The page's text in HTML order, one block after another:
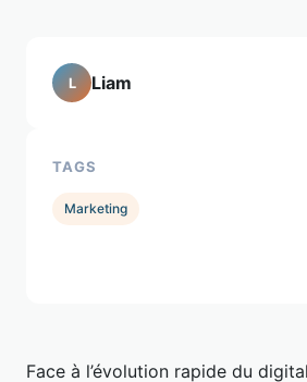
Face à l’évolution rapide du
L Liam
TAGS
Marketing